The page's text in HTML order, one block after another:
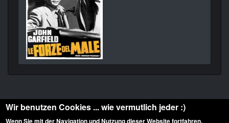
Wir benutzen Cookies ... wie vermutlich jeder :)
Wenn Sie mit der Navigation und Nutzung dieser Website fortfahren,